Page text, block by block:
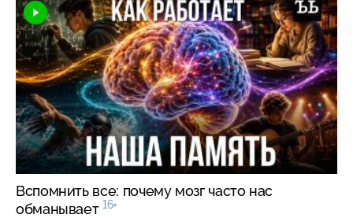
Вспомнить все: почему мозг часто нас
обманывает 16+